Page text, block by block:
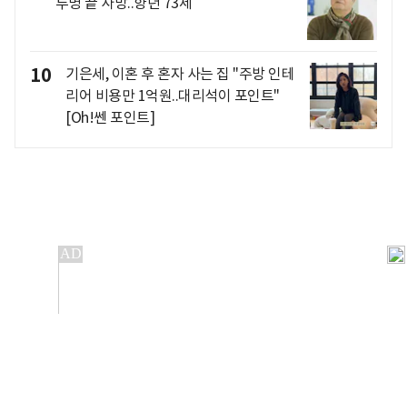
10
기은세, 이혼 후 혼자 사는 집 "주방 인테
리어 비용만 1억원..대리석이 포인트"
[Oh!쎈 포인트]